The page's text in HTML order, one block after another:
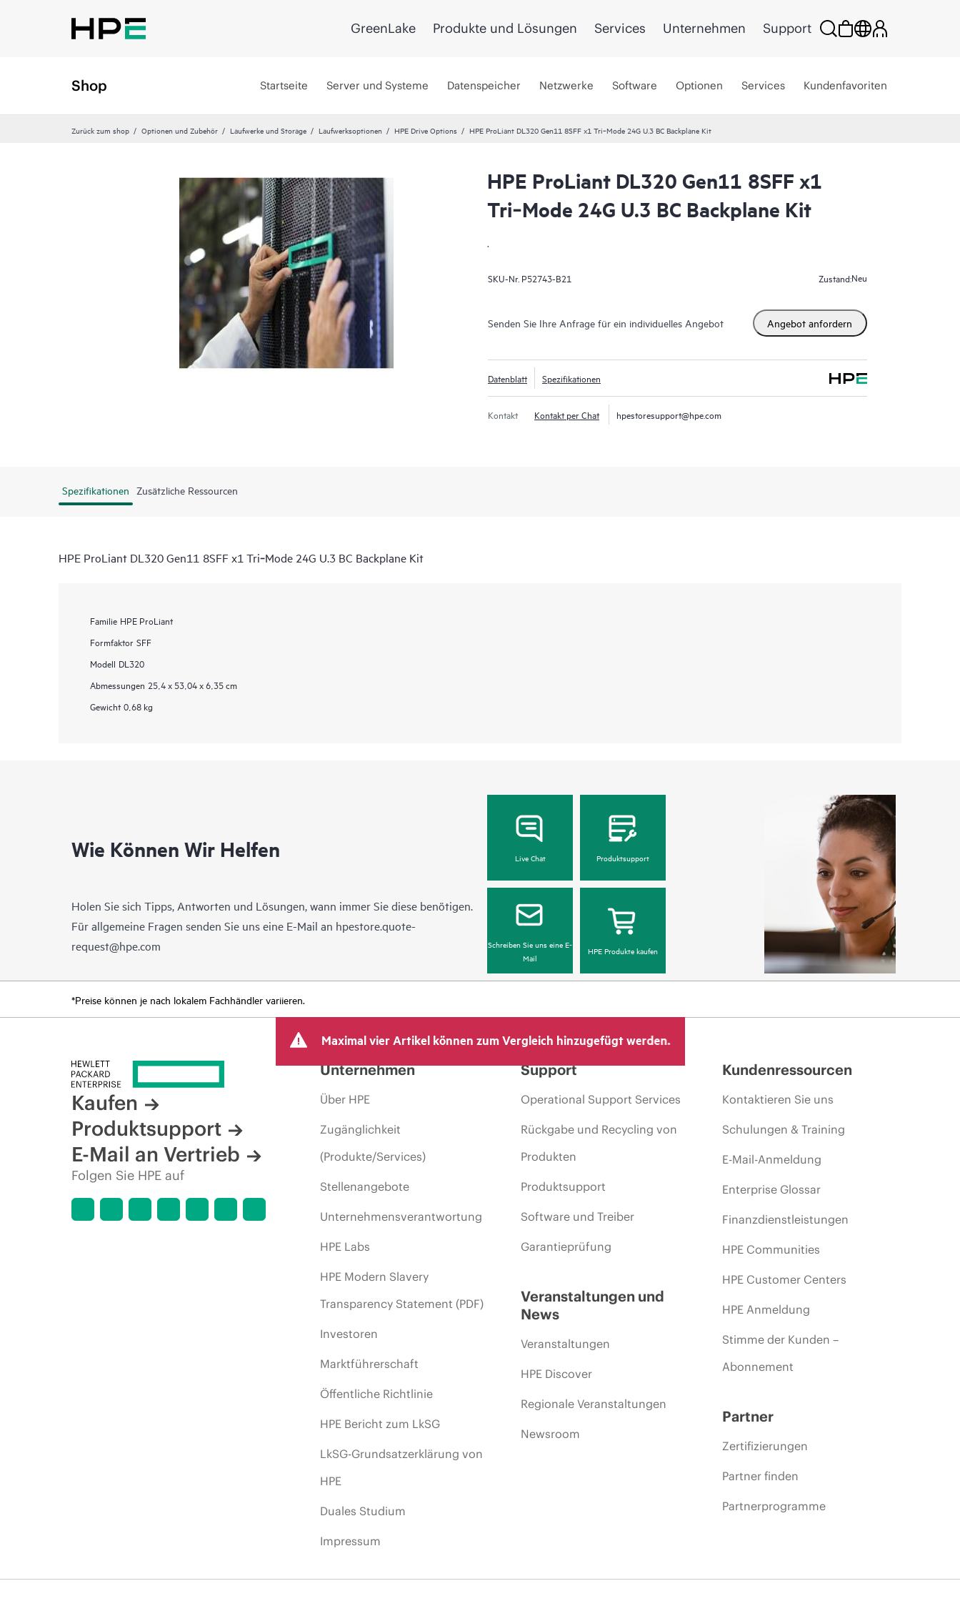
GreenLake Produkte und Lösungen Services Unternehmen Support
Shop Startseite Server und Systeme Datenspeicher Netzwerke Software Optionen Services Kundenfavoriten
Zurück zum shop Optionen und Zubehör Laufwerke und Storage Laufwerksoptionen HPE Drive Options HPE ProLiant DL320 Gen11 8SFF x1 Tri‑Mode 24G U.3 BC Backplane Kit
HPE ProLiant DL320 Gen11 8SFF x1
Tri‑Mode 24G U.3 BC Backplane Kit
.
SKU-Nr. P52743-B21 Zustand:Neu
Senden Sie Ihre Anfrage für ein individuelles Angebot Angebot anfordern
Datenblatt Spezifikationen
Kontakt Kontakt per Chat hpestoresupport@hpe.com
Spezifikationen Zusätzliche Ressourcen
HPE ProLiant DL320 Gen11 8SFF x1 Tri‑Mode 24G U.3 BC Backplane Kit
Familie HPE ProLiant
Formfaktor SFF
Modell DL320
Abmessungen 25,4 x 53,04 x 6,35 cm
Gewicht 0,68 kg
Wie Können Wir Helfen
Holen Sie sich Tipps, Antworten und Lösungen, wann immer Sie diese benötigen.
Für allgemeine Fragen senden Sie uns eine E-Mail an hpestore.quote-
request@hpe.com
Live Chat Produktsupport
Schreiben Sie uns eine E-
Mail
HPE Produkte kaufen
*Preise können je nach lokalem Fachhändler variieren.
Maximal vier Artikel können zum Vergleich hinzugefügt werden.
Kaufen
Produktsupport
E-Mail an Vertrieb
Folgen Sie HPE auf
Unternehmen
Über HPE
Zugänglichkeit
(Produkte/Services)
Stellenangebote
Unternehmensverantwortung
HPE Labs
HPE Modern Slavery
Transparency Statement (PDF)
Investoren
Marktführerschaft
Öffentliche Richtlinie
HPE Bericht zum LkSG
LkSG-Grundsatzerklärung von
HPE
Duales Studium
Impressum
Support
Operational Support Services
Rückgabe und Recycling von
Produkten
Produktsupport
Software und Treiber
Garantieprüfung
Veranstaltungen und
News
Veranstaltungen
HPE Discover
Regionale Veranstaltungen
Newsroom
Kundenressourcen
Kontaktieren Sie uns
Schulungen & Training
E-Mail-Anmeldung
Enterprise Glossar
Finanzdienstleistungen
HPE Communities
HPE Customer Centers
HPE Anmeldung
Stimme der Kunden –
Abonnement
Partner
Zertifizierungen
Partner finden
Partnerprogramme